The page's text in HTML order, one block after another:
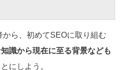
ら、初めてSEOに取り組む
識から現在に至る背景なども
にしよう。